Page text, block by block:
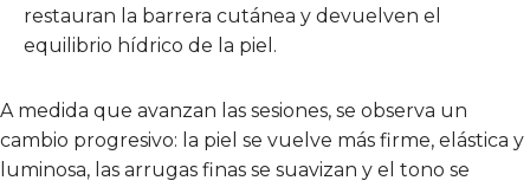
restauran la barrera cutánea y devuelven el
equilibrio hídrico de la piel.
A medida que avanzan las sesiones, se observa un
cambio progresivo: la piel se vuelve más firme, elástica y
luminosa, las arrugas finas se suavizan y el tono se